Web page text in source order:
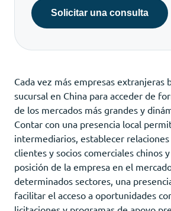
Solicitar una consulta
Cada vez más empresas extranjeras
sucursal en China para acceder de
de los mercados más grandes y
Contar con una presencia local
intermediarios, establecer
clientes y socios comerciales chinos
posición de la empresa en el
determinados sectores, una
facilitar el acceso a oportunidades